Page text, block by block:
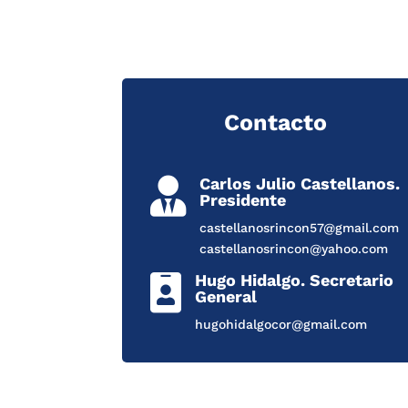
Contacto

Carlos Julio Castellanos.
Presidente
castellanosrincon57@gmail.com
castellanosrincon@yahoo.com

Hugo Hidalgo. Secretario
General
hugohidalgocor@gmail.com